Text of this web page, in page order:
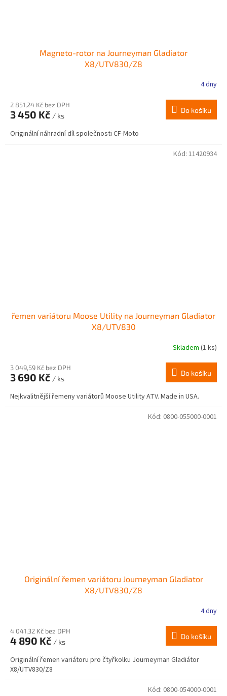
Magneto-rotor na Journeyman Gladiator
X8/UTV830/Z8
4 dny
2 851,24 Kč bez DPH
3 450 Kč / ks
Do košíku
Originální náhradní díl společnosti CF-Moto
řemen variátoru Moose Utility na Journeyman Gladiator
X8/UTV830
produktu
je
z
5
Skladem(1 ks)
3 049,59 Kč bez DPH
3 690 Kč / ks
Do košíku
Nejkvalitnější řemeny variátorů Moose Utility ATV. Made in USA.
Kód: 11420934
Originální řemen variátoru Journeyman Gladiator
X8/UTV830/Z8
4 dny
4 041,32 Kč bez DPH
4 890 Kč / ks
Do košíku
Originální řemen variátoru pro čtyřkolku Journeyman Gladiátor
X8/UTV830/Z8
Kód: 0800-055000-0001
Kód: 0800-054000-0001